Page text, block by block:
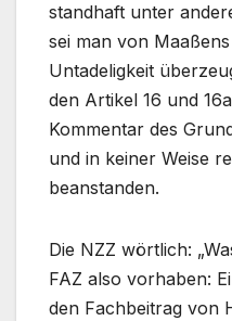
standhaft unter
sei man von
Untadeligkeit
den Artikel 16 und
Kommentar des
und in keiner Weise
beanstanden.
Die NZZ wörtlich:
FAZ also vorhaben:
den Fachbeitrag von